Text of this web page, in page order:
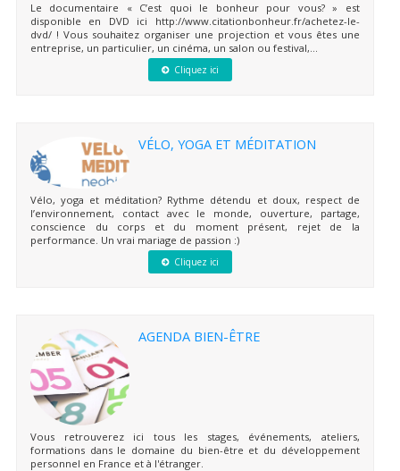
Le documentaire « C’est quoi le bonheur pour vous? » est
disponible en DVD ici http://www.citationbonheur.fr/achetez-le-
dvd/ ! Vous souhaitez organiser une projection et vous êtes une
entreprise, un particulier, un cinéma, un salon ou festival,...
Cliquez ici
VÉLO, YOGA ET MÉDITATION
Vélo, yoga et méditation? Rythme détendu et doux, respect de
l’environnement, contact avec le monde, ouverture, partage,
conscience du corps et du moment présent, rejet de la
performance. Un vrai mariage de passion :)
Cliquez ici
AGENDA BIEN-ÊTRE
Vous retrouverez ici tous les stages, événements, ateliers,
formations dans le domaine du bien-être et du développement
personnel en France et à l'étranger.